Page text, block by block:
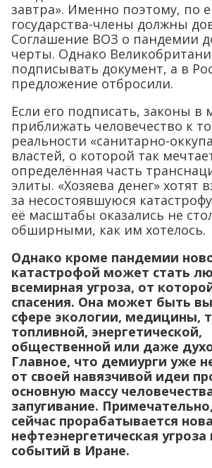
завтра». Именно поэтому, по
государства-члены должны
Соглашение ВОЗ о пандемии
черты. Однако
подписывать документ, а в
предложение отбросили.
Если его подписать, законы в
приближать человечество к
реальности «санитарно-
властей, о которой так
определённая часть
элиты. «Хозяева денег» хотят
за несостоявшуюся
её масштабы оказались не
обширными, как им хотелось.
Однако кроме пандемии
катастрофой может стать
всемирная угроза, от
спасения. Она может быть
сфере экологии, медицины,
топливной, энергетической,
общественной или даже
Главное, что демиурги уже
от своей навязчивой идеи
основную массу
запугивание.
сейчас прорабатывается
нефтеэнергетическая угроза
событий в Иране.